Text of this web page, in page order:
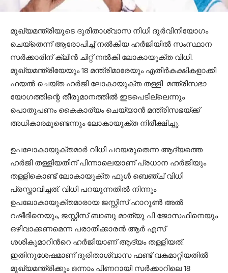
മുഖ്യമന്ത്രിയുടെ ദുരിതാശ്വാസ നിധി ദുർവിനിയോഗം
ചെയ്തെന്ന് ആരോപിച്ച് നൽകിയ ഹർജിയിൽ സംസ്ഥാന
സർക്കാരിന് ക്ലീൻ ചിറ്റ് നൽകി ലോകായുക്ത വിധി.
മുഖ്യമന്ത്രിയേയും 18 മന്ത്രിമാരേയും എതിര്‍കക്ഷികളാക്കി
ഫയല്‍ ചെയ്ത ഹര്‍ജി ലോകായുക്ത തള്ളി. മന്ത്രിസഭാ
യോഗത്തിന്റെ തീരുമാനത്തിൽ ഇടപെടില്ലെന്നും
പൊതുപണം കൈകാര്യം ചെയ്യാന്‍ മന്ത്രിസഭയ്ക്ക്
അധികാരമുണ്ടെന്നും ലോകായുക്ത നിരീക്ഷിച്ചു.
ഉപലോകായുക്തമാര്‍ വിധി പറയരുതെന്ന ആദ്യത്തെ
ഹര്‍ജി തള്ളിയതിന് പിന്നാലെയാണ് പ്രധാന ഹര്‍ജിയും
തള്ളികൊണ്ട് ലോകായുക്ത ഫുള്‍ ബെഞ്ച് വിധി
പ്രസ്താവിച്ചത്. വിധി പറയുന്നതിൽ നിന്നും
ഉപലോകായുക്തമാരായ ജസ്റ്റിസ് ഹാറൂൺ അൽ
റഷീദിനെയും, ജസ്റ്റിസ് ബാബു മാത്യു പി ജോസഫിനെയും
ഒഴിവാക്കണമെന്ന പരാതിക്കാരൻ ആർ എസ്
ശശികുമാറിന്‍റെ ഹർജിയാണ് ആദ്യം തള്ളിയത്.
ഇതിനുശേഷമാണ് ദുരിതാശ്വാസ ഫണ്ട് വകമാറ്റിയതിൽ
മുഖ്യമന്ത്രിക്കും ഒന്നാം പിണറായി സർക്കാറിലെ 18